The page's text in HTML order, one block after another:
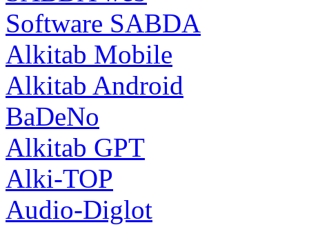
Software SABDA
Alkitab Mobile
Alkitab Android
BaDeNo
Alkitab GPT
Alki-TOP
Audio-Diglot